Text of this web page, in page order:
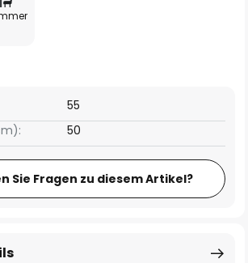
55
50
Sie Fragen zu diesem Artikel?